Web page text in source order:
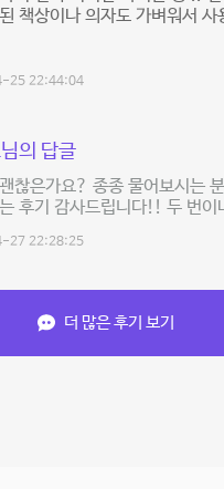
책상이나 의자도 가벼워서
25 22:44:04
의 답글
찮은가요? 종종 물어보시는
후기 감사드립니다!! 두 번
27 22:28:25
더 많은 후기 보기